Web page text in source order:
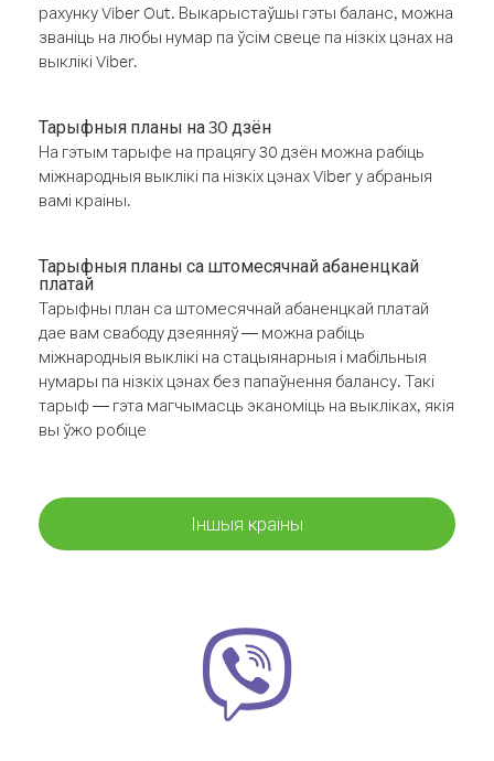
рахунку Viber Out. Выкарыстаўшы гэты баланс, можна
званіць на любы нумар па ўсім свеце па нізкіх цэнах на
выклікі Viber.
Тарыфныя планы на 30 дзён
На гэтым тарыфе на працягу 30 дзён можна рабіць
міжнародныя выклікі па нізкіх цэнах Viber у абраныя
вамі краіны.
Тарыфныя планы са штомесячнай абаненцкай
платай
Тарыфны план са штомесячнай абаненцкай платай
дае вам свабоду дзеянняў — можна рабіць
міжнародныя выклікі на стацыянарныя і мабільныя
нумары па нізкіх цэнах без папаўнення балансу. Такі
тарыф — гэта магчымасць эканоміць на выкліках, якія
вы ўжо робіце
Іншыя краіны